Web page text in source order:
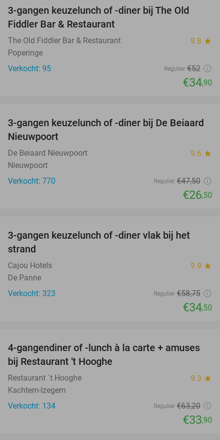
3-gangen keuzelunch of -diner bij The Old
Fiddler Bar & Restaurant
The Old Fiddler Bar & Restaurant 9.8 star
Poperinge
Verkocht: 95
Regulier €52
€34,90
44%
3-gangen keuzelunch of -diner bij De Beiaard
Nieuwpoort
De Beiaard Nieuwpoort 9.6 star
Nieuwpoort
Verkocht: 770
Regulier €47,50
€26,50
3-gangen keuzelunch of -diner vlak bij het
strand
Cajou Hotels 9.9 star
De Panne
Verkocht: 323
Regulier €58,75
€34,50
46%
4-gangendiner of -lunch à la carte + amuses
bij Restaurant 't Hooghe
Restaurant ´t Hooghe 9.3 star
Kachtem-Izegem
Verkocht: 134
Regulier €63,20
€33,90